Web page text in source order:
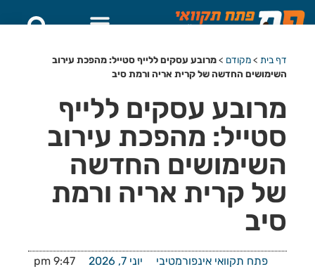
דף בית >מקודם >מרובע עסקים ללייף סטייל: מהפכת עירוב
השימושים החדשה של קרית אריה ורמת סיב
מרובע עסקים ללייף
סטייל: מהפכת עירוב
השימושים החדשה
של קרית אריה ורמת
סיב
פתח תקוואי אינפורמטיבי יוני 7, 2026 9:47 pm